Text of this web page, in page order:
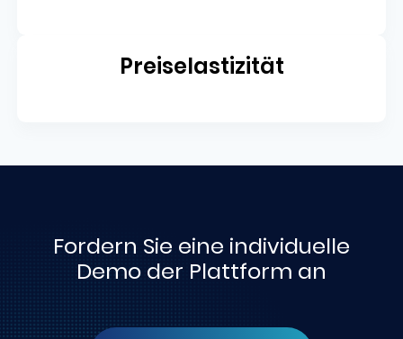
Preiselastizität
Fordern Sie eine individuelle
Demo der Plattform an